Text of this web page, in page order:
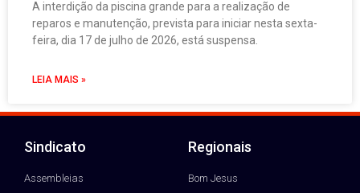
A interdição da piscina grande para a realização de
reparos e manutenção, prevista para iniciar nesta sexta-
feira, dia 17 de julho de 2026, está suspensa.
LEIA MAIS »
Sindicato
Assembleias
Regionais
Bom Jesus